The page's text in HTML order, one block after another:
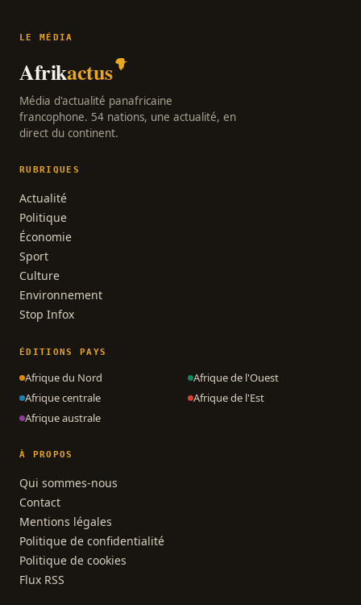
LE MÉDIA
Afrikactus
Média d'actualité panafricaine
francophone. 54 nations, une actualité, en
direct du continent.
RUBRIQUES
Actualité
Politique
Économie
Sport
Culture
Environnement
Stop Infox
ÉDITIONS PAYS
Afrique du Nord
Afrique de l'Ouest
Afrique centrale
Afrique de l'Est
Afrique australe
À PROPOS
Qui sommes-nous
Contact
Mentions légales
Politique de confidentialité
Politique de cookies
Flux RSS